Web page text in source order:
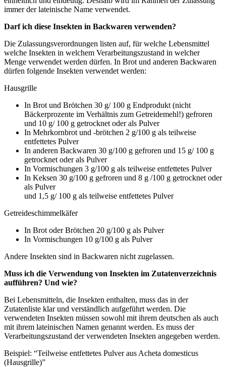
immer der lateinische Name verwendet.
Darf ich diese Insekten in Backwaren verwenden?
Die Zulassungsverordnungen listen auf, für welche Lebensmittel
welche Insekten in welchem Verarbeitungszustand in welcher
Menge verwendet werden dürfen. In Brot und anderen Backwaren
dürfen folgende Insekten verwendet werden:
Hausgrille
In Brot und Brötchen 30 g/ 100 g Endprodukt (nicht
Bäckerprozente im Verhältnis zum Getreidemehl!) gefroren
und 10 g/ 100 g getrocknet oder als Pulver
In Mehrkornbrot und -brötchen 2 g/100 g als teilweise
entfettetes Pulver
In anderen Backwaren 30 g/100 g gefroren und 15 g/ 100 g
getrocknet oder als Pulver
In Vormischungen 3 g/100 g als teilweise entfettetes Pulver
In Keksen 30 g/100 g gefroren und 8 g /100 g getrocknet oder
als Pulver
und 1,5 g/ 100 g als teilweise entfettetes Pulver
Getreideschimmelkäfer
In Brot oder Brötchen 20 g/100 g als Pulver
In Vormischungen 10 g/100 g als Pulver
Andere Insekten sind in Backwaren nicht zugelassen.
Muss ich die Verwendung von Insekten im Zutatenverzeichnis
aufführen? Und wie?
Bei Lebensmitteln, die Insekten enthalten, muss das in der
Zutatenliste klar und verständlich aufgeführt werden. Die
verwendeten Insekten müssen sowohl mit ihrem deutschen als auch
mit ihrem lateinischen Namen genannt werden. Es muss der
Verarbeitungszustand der verwendeten Insekten angegeben werden.
Beispiel: “Teilweise entfettetes Pulver aus Acheta domesticus
(Hausgrille)”